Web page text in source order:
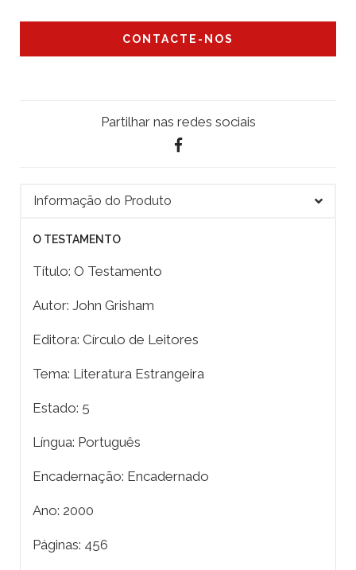
CONTACTE-NOS
Partilhar nas redes sociais
Informação do Produto
O TESTAMENTO
Título: O Testamento
Autor: John Grisham
Editora: Círculo de Leitores
Tema: Literatura Estrangeira
Estado: 5
Língua: Português
Encadernação: Encadernado
Ano: 2000
Páginas: 456